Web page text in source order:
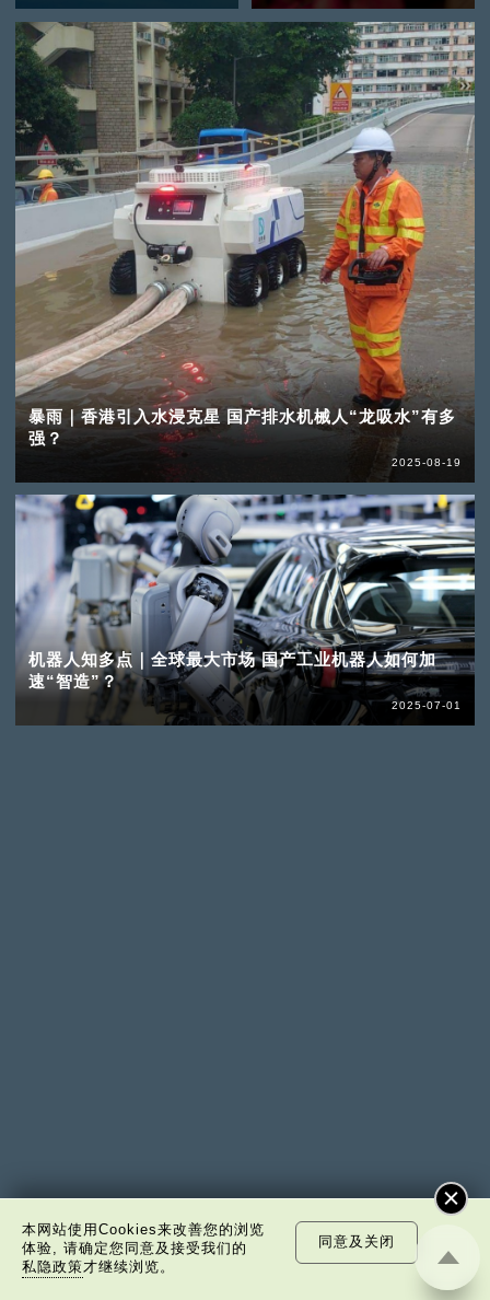
暴雨｜香港引入水浸克星 国产排水机械人“龙吸水”有多
强？
2025-08-19
机器人知多点｜全球最大市场 国产工业机器人如何加
速“智造”？
2025-07-01
本网站使用Cookies来改善您的浏览
体验, 请确定您同意及接受我们的
私隐政策才继续浏览。
同意及关闭